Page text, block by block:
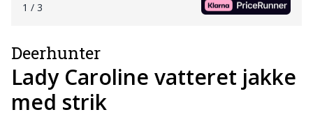
1 / 3
Deerhunter
Lady Caroline vatteret jakke
med strik